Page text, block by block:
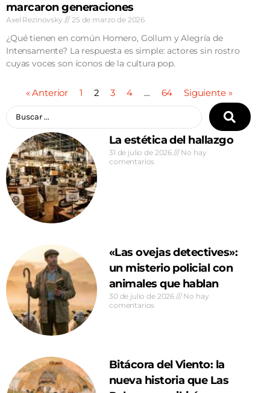
marcaron generaciones
Axel Rezinovsky 25 de marzo de 2026
¿Qué tienen en común Homero, Gollum y Alegría de
Intensamente? La respuesta es simple: actores sin rostro
cuyas voces son íconos de la cultura pop.
« Anterior 1 2 3 4 … 64 Siguiente »
La estética del hallazgo
31 de julio de 2026
No hay
comentarios
«Las ovejas detectives»:
un misterio policial con
animales que hablan
30 de julio de 2026
No hay
comentarios
Bitácora del Viento: la
nueva historia que Las